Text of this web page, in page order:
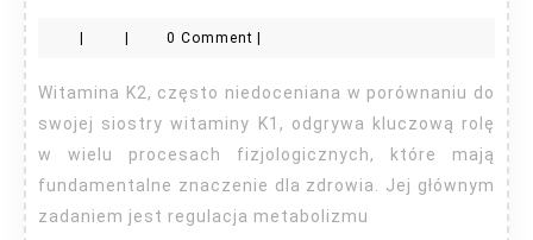
co?
0 Comment
Witamina K2, często niedoceniana w porównaniu do
swojej siostry witaminy K1, odgrywa kluczową rolę
w wielu procesach fizjologicznych, które mają
fundamentalne znaczenie dla zdrowia. Jej głównym
zadaniem jest regulacja metabolizmu